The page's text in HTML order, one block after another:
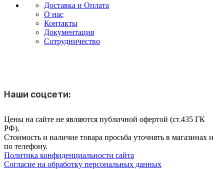
Доставка и Оплата
О нас
Контакты
Документация
Сотрудничество
Наши соцсети:
Цены на сайте не являются публичной офертой (ст.435 ГК
РФ).
Стоимость и наличие товара просьба уточнять в магазинах и
по телефону.
Политика конфиденциальности сайта
Согласие на обработку персональных данных